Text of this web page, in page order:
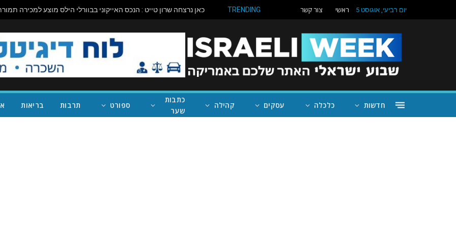
יום רביעי, אוגוסט 5 ראשי צור קשר TRENDING
חדשות כלכלה עסקים קהילה
כתבות
שער
ספורט תרבות בריאות